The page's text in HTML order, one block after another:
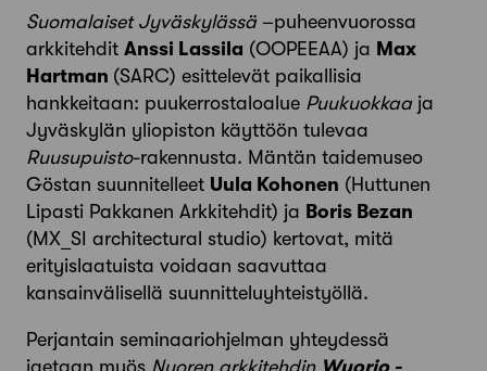
Suomalaiset Jyväskylässä –puheenvuorossa
arkkitehdit Anssi Lassila (OOPEEAA) ja Max
Hartman (SARC) esittelevät paikallisia
hankkeitaan: puukerrostaloalue Puukuokkaa ja
Jyväskylän yliopiston käyttöön tulevaa
Ruusupuisto-rakennusta. Mäntän taidemuseo
Göstan suunnitelleet Uula Kohonen (Huttunen
Lipasti Pakkanen Arkkitehdit) ja Boris Bezan
(MX_SI architectural studio) kertovat, mitä
erityislaatuista voidaan saavuttaa
kansainvälisellä suunnitteluyhteistyöllä.
Perjantain seminaariohjelman yhteydessä